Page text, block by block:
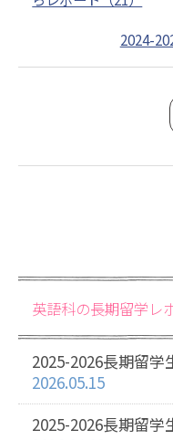
2024-
英語科の長期留学レ
2025-2026長期留学
2026.05.15
2025-2026長期留学